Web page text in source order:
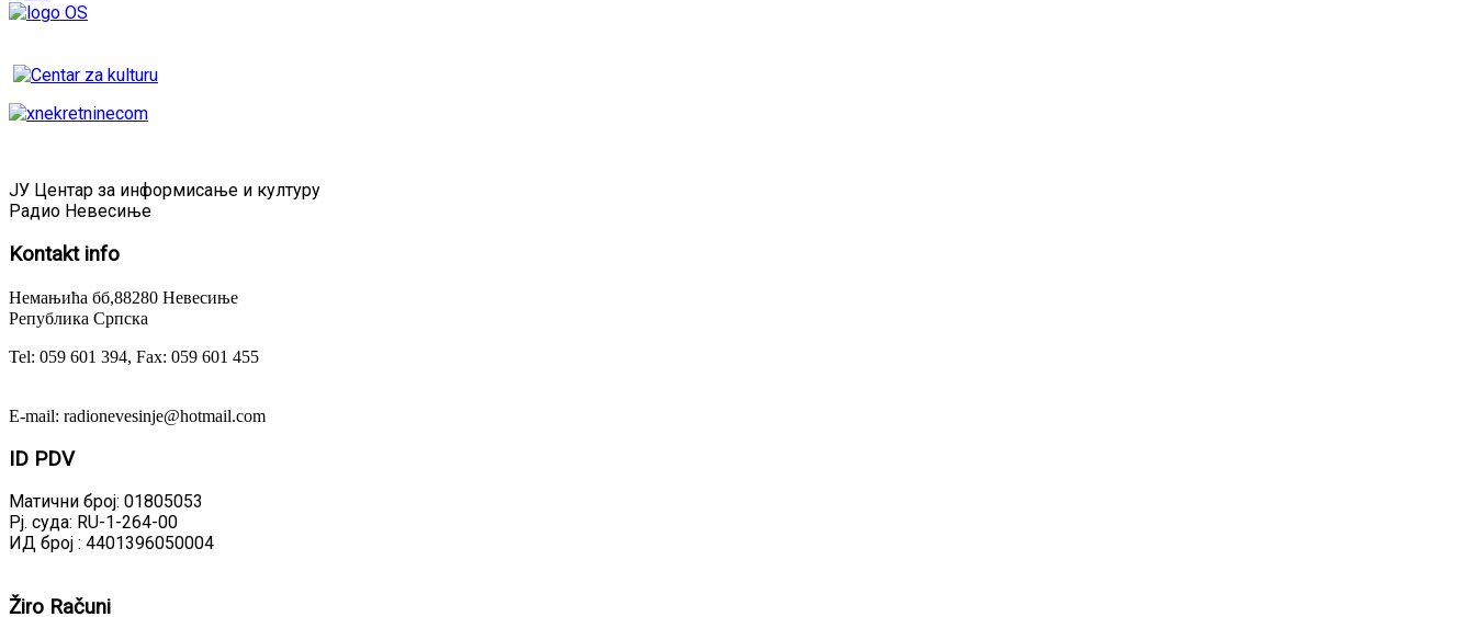
ЈУ Центар за информисање и културу
Радио Невесиње
Kontaktinfo
Немањића бб,88280 Невесиње
Република Српска
Tel: 059 601 394, Fax: 059 601 455
E-mail: radionevesinje@hotmail.com
ID PDV
Матични број: 01805053
Рј. суда: RU-1-264-00
ИД број : 4401396050004
Žiro Računi